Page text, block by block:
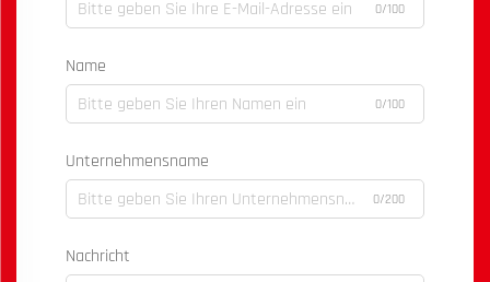
0/100
Name
0/100
Unternehmensname
0/200
Nachricht